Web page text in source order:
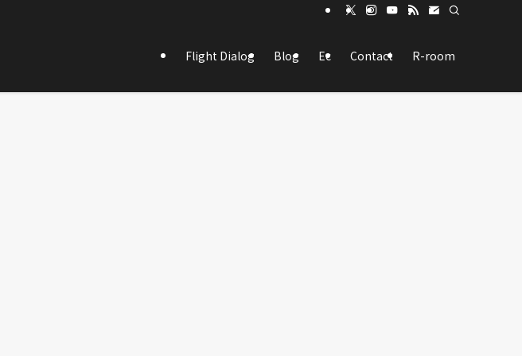
Flight Dialog Blog Ec Contact R-room